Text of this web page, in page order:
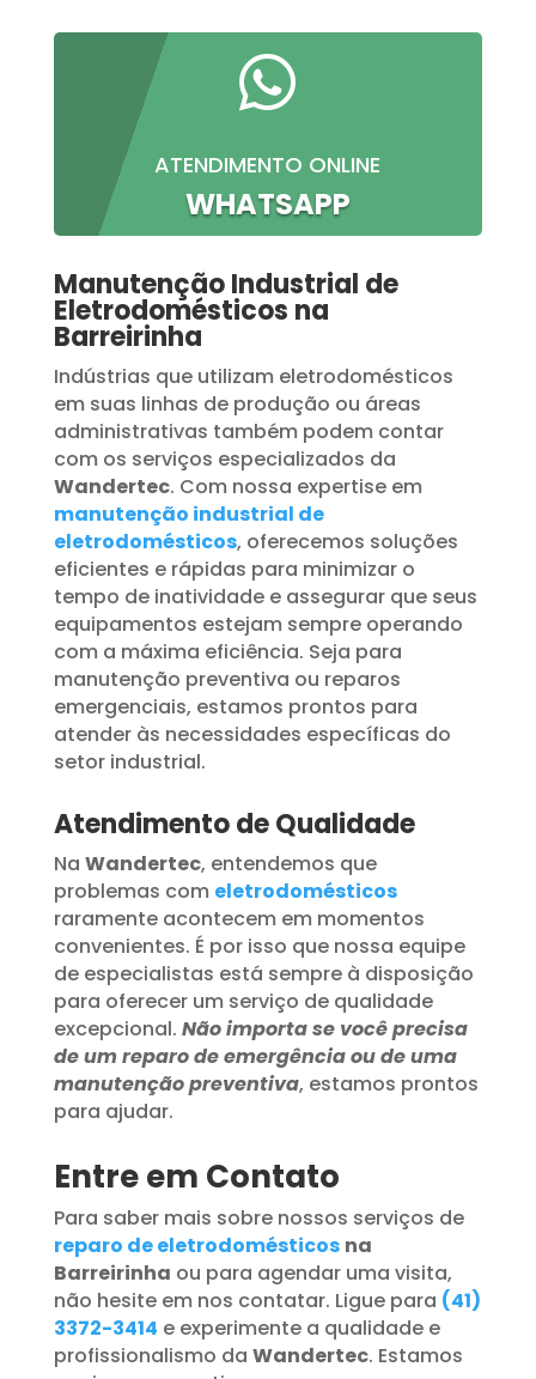

ATENDIMENTO ONLINE
WHATSAPP
Manutenção Industrial de
Eletrodomésticos na
Barreirinha
Indústrias que utilizam eletrodomésticos
em suas linhas de produção ou áreas
administrativas também podem contar
com os serviços especializados da
Wandertec. Com nossa expertise em
manutenção industrial de
eletrodomésticos, oferecemos soluções
eficientes e rápidas para minimizar o
tempo de inatividade e assegurar que seus
equipamentos estejam sempre operando
com a máxima eficiência. Seja para
manutenção preventiva ou reparos
emergenciais, estamos prontos para
atender às necessidades específicas do
setor industrial.
Atendimento de Qualidade
Na Wandertec, entendemos que
problemas com eletrodomésticos
raramente acontecem em momentos
convenientes. É por isso que nossa equipe
de especialistas está sempre à disposição
para oferecer um serviço de qualidade
excepcional. Não importa se você precisa
de um reparo de emergência ou de uma
manutenção preventiva, estamos prontos
para ajudar.
Entre em Contato
Para saber mais sobre nossos serviços de
reparo de eletrodomésticos na
Barreirinha ou para agendar uma visita,
não hesite em nos contatar. Ligue para (41)
3372-3414 e experimente a qualidade e
profissionalismo da Wandertec. Estamos